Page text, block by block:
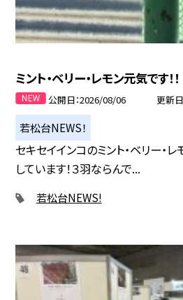
ミント・ベリー・レモン元気です！！
公開日 2026/08/06 更新日
若松台NEWS！
セキセイインコのミント・ベリー・
しています！３羽ならんで...
若松台NEWS!